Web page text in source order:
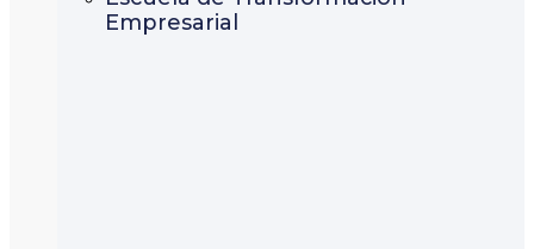
Empresarial